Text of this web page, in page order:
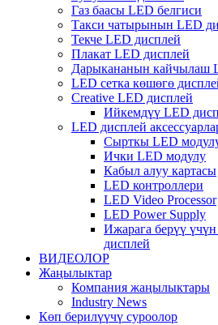
Газ баасы LED белгиси
Такси чатырынын LED
Текче LED дисплей
Плакат LED дисплей
Дарыкананын кайчылаш
LED сетка көшөгө
Creative LED дисплей
Ийкемдүү LED
LED дисплей
Сырткы LED
Ички LED модулу
Кабыл алуу картасы
LED контроллери
LED Video Processor
LED Power Supply
Ижарага берүү
дисплей
ВИДЕОЛОР
Жаңылыктар
Компания жаңылыктары
Industry News
Көп берилүүчү суроолор